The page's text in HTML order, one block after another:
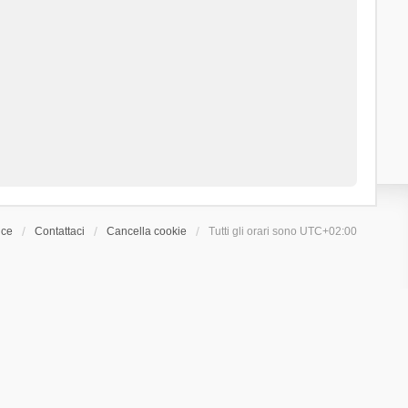
Contattaci Cancella cookie Tutti gli orari sono UTC+02:00